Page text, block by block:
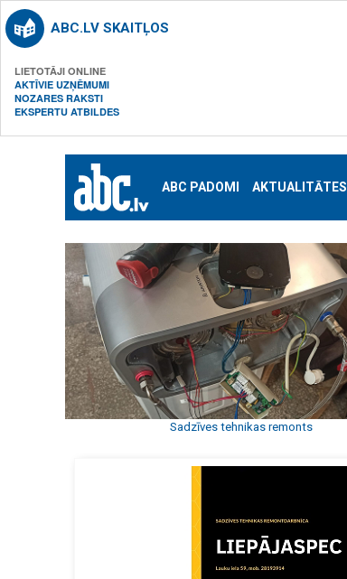
ABC.LV SKAITĻOS
LIETOTĀJI ONLINE
AKTĪVIE UZŅĒMUMI
NOZARES RAKSTI
EKSPERTU ATBILDES
ABC PADOMI AKTUALITĀTES
Sadzīves tehnikas remonts